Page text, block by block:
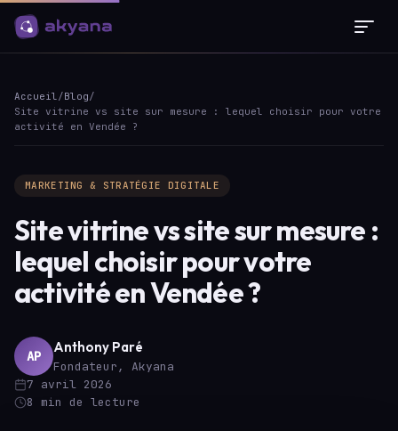
Accueil/Blog/
Site vitrine vs site sur mesure : lequel choisir pour votre
activité en Vendée ?
MARKETING & STRATÉGIE DIGITALE
Site vitrine vs site sur mesure :
lequel choisir pour votre
activité en Vendée ?
AP
Anthony Paré
Fondateur, Akyana
7 avril 2026
8 min de lecture
Panneau de gestion des cookies